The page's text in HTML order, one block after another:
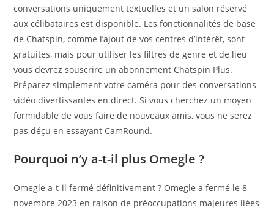
conversations uniquement textuelles et un salon réservé
aux célibataires est disponible. Les fonctionnalités de base
de Chatspin, comme l’ajout de vos centres d’intérêt, sont
gratuites, mais pour utiliser les filtres de genre et de lieu
vous devrez souscrire un abonnement Chatspin Plus.
Préparez simplement votre caméra pour des conversations
vidéo divertissantes en direct. Si vous cherchez un moyen
formidable de vous faire de nouveaux amis, vous ne serez
pas déçu en essayant CamRound.
Pourquoi n’y a-t-il plus Omegle ?
Omegle a-t-il fermé définitivement ? Omegle a fermé le 8
novembre 2023 en raison de préoccupations majeures liées